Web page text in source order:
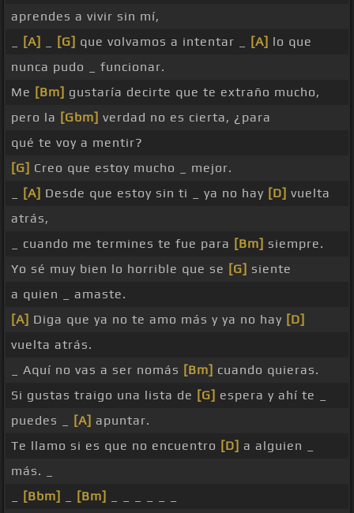
aprendes a vivir sin mí,
[A] [G] que volvamos a intentar _ [A] lo que
nunca pudo _ funcionar.
Me [Bm] gustaría decirte que te extraño mucho,
pero la [Gbm] verdad no es cierta, ¿para
qué te voy a mentir?
[G] Creo que estoy mucho _ mejor.
[A] Desde que estoy sin ti _ ya no hay [D] vuelta
atrás,
_ cuando me termines te fue para [Bm] siempre.
Yo sé muy bien lo horrible que se [G] siente
a quien _ amaste.
[A] Diga que ya no te amo más y ya no hay [D]
vuelta atrás.
_ Aquí no vas a ser nomás [Bm] cuando quieras.
Si gustas traigo una lista de [G] espera y ahí te _
puedes _
[A] apuntar.
Te llamo si es que no encuentro [D] a alguien _
más. _
[Bbm] [Bm]